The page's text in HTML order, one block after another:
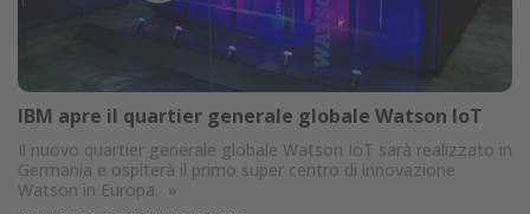
IBM apre il quartier generale globale Watson IoT
Il nuovo quartier generale globale Watson IoT sarà realizzato in
Germania e ospiterà il primo super centro di innovazione
Watson in Europa. »